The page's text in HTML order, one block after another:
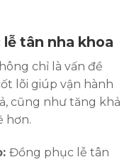
tân nha khoa
chỉ là vấn đề
lõi giúp vận hành
cũng như tăng khả
hơn.
Đồng phục lễ tân